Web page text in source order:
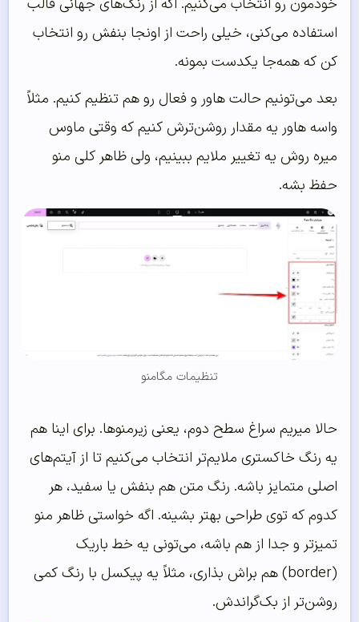
خودمون رو انتخاب می‌کنیم. اگه از رنگ‌های جهانی قالب
استفاده می‌کنی، خیلی راحت از اونجا بنفش رو انتخاب
کن که همه‌جا یکدست بمونه.
بعد می‌تونیم حالت هاور و فعال رو هم تنظیم کنیم. مثلاً
واسه هاور یه مقدار روشن‌ترش کنیم که وقتی ماوس
میره روش یه تغییر ملایم ببینیم، ولی ظاهر کلی منو
حفظ بشه.
تنظیمات مگامنو
حالا میریم سراغ سطح دوم، یعنی زیرمنوها. برای اینا هم
یه رنگ خاکستری ملایم‌تر انتخاب می‌کنیم تا از آیتم‌های
اصلی متمایز باشه. رنگ متن هم بنفش یا سفید، هر
کدوم که توی طراحی بهتر بشینه. اگه خواستی ظاهر منو
تمیزتر و جدا از هم باشه، می‌تونی یه خط باریک
(border) هم براش بذاری، مثلاً یه پیکسل با رنگ کمی
روشن‌تر از بک‌گراندش.